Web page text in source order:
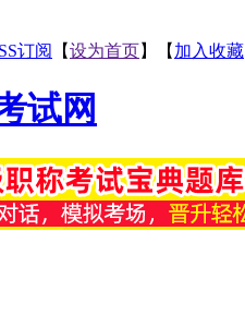
订阅 【设为首页】【 加入收藏